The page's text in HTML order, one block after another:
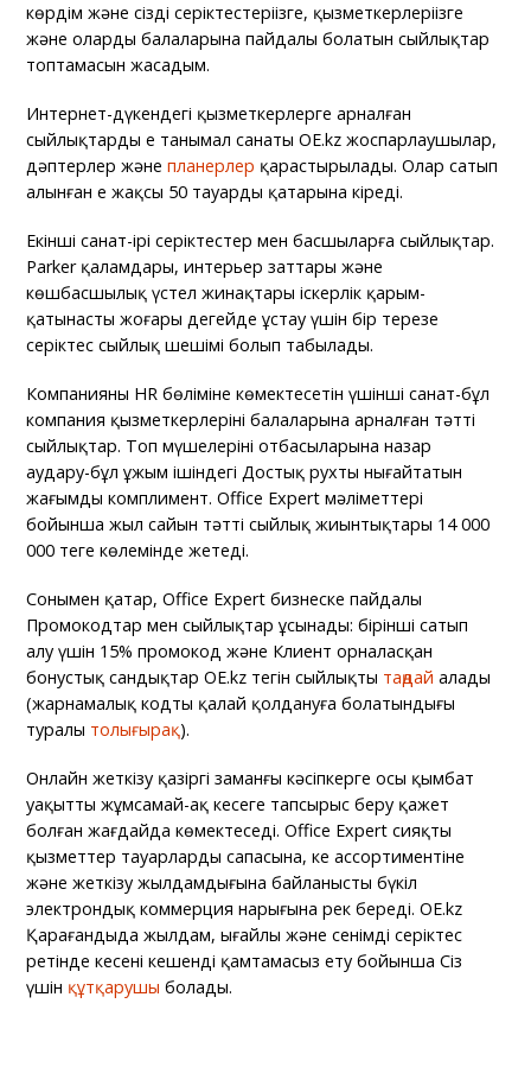
көрдім және сіздің серіктестеріңізге, қызметкерлеріңізге
және олардың балаларына пайдалы болатын сыйлықтар
топтамасын жасадым.
Интернет-дүкендегі қызметкерлерге арналған
сыйлықтардың ең танымал санаты OE.kz жоспарлаушылар,
дәптерлер жәнепланерлер қарастырылады. Олар сатып
алынған ең жақсы 50 тауардың қатарына кіреді.
Екінші санат-ірі серіктестер мен басшыларға сыйлықтар.
Parker қаламдары, интерьер заттары және
көшбасшылық үстел жинақтары іскерлік қарым-
қатынасты жоғары деңгейде ұстау үшін бір терезе
серіктес сыйлық шешімі болып табылады.
Компанияның HR бөліміне көмектесетін үшінші санат-бұл
компания қызметкерлерінің балаларына арналған тәтті
сыйлықтар. Топ мүшелерінің отбасыларына назар
аудару-бұл ұжым ішіндегі Достық рухты нығайтатын
жағымды комплимент. Office Expert мәліметтері
бойынша жыл сайын тәтті сыйлық жиынтықтары 14 000
000 теңге көлемінде жетеді.
Сонымен қатар, Office Expert бизнеске пайдалы
Промокодтар мен сыйлықтар ұсынады: бірінші сатып
алу үшін 15% промокод және Клиент орналасқан
бонустық сандықтар OE.kz тегін сыйлықты таңдай алады
(жарнамалық кодты қалай қолдануға болатындығы
туралы толығырақ).
Онлайн жеткізу қазіргі заманғы кәсіпкерге осы қымбат
уақытты жұмсамай-ақ кеңсеге тапсырыс беру қажет
болған жағдайда көмектеседі. Office Expert сияқты
қызметтер тауарлардың сапасына, кең ассортиментіне
және жеткізу жылдамдығына байланысты бүкіл
электрондық коммерция нарығына реңк береді. ОЕ.kz
Қарағандыда жылдам, ыңғайлы және сенімді серіктес
ретінде кеңсені кешенді қамтамасыз ету бойынша Сіз
үшін құтқарушы болады.